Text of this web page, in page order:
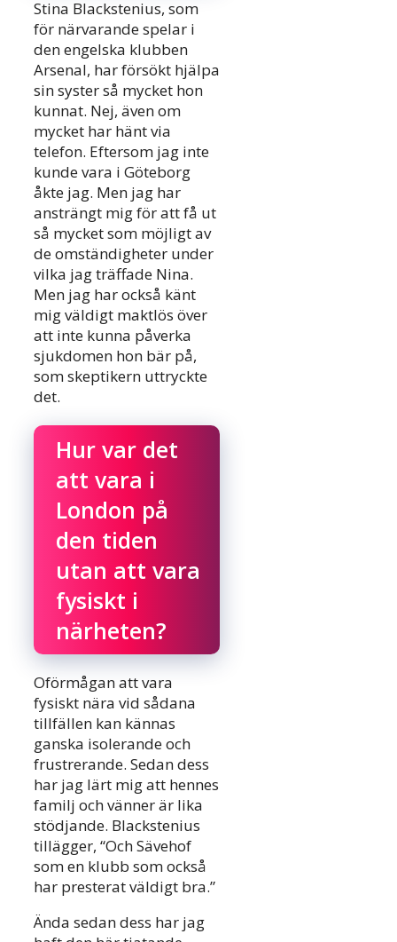
Stina Blackstenius, som
för närvarande spelar i
den engelska klubben
Arsenal, har försökt hjälpa
sin syster så mycket hon
kunnat. Nej, även om
mycket har hänt via
telefon. Eftersom jag inte
kunde vara i Göteborg
åkte jag. Men jag har
ansträngt mig för att få ut
så mycket som möjligt av
de omständigheter under
vilka jag träffade Nina.
Men jag har också känt
mig väldigt maktlös över
att inte kunna påverka
sjukdomen hon bär på,
som skeptikern uttryckte
det.
Hur var det
att vara i
London på
den tiden
utan att vara
fysiskt i
närheten?
Oförmågan att vara
fysiskt nära vid sådana
tillfällen kan kännas
ganska isolerande och
frustrerande. Sedan dess
har jag lärt mig att hennes
familj och vänner är lika
stödjande. Blackstenius
tillägger, “Och Sävehof
som en klubb som också
har presterat väldigt bra.”
Ända sedan dess har jag